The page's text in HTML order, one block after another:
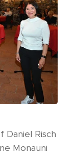
Daniel Risch
Monauni